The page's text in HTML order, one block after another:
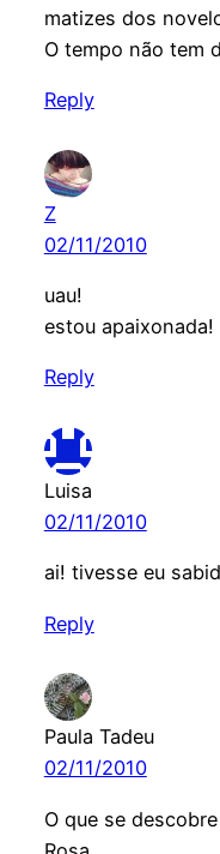
matizes dos
O tempo não tem
Reply
Z
02/11/2010
uau!
estou apaixonada!
Reply
Luisa
02/11/2010
ai! tivesse eu
Reply
Paula Tadeu
02/11/2010
O que se